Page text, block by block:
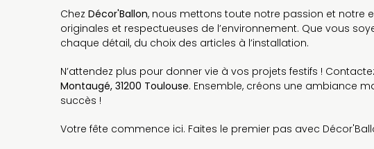
Chez Décor'Ballon, nous mettons toute notre passion et notre
originales et respectueuses de l’environnement. Que vous
chaque détail, du choix des articles à l’installation.
N’attendez plus pour donner vie à vos projets festifs !
Montaugé, 31200 Toulouse. Ensemble, créons une ambiance
succès !
Votre fête commence ici. Faites le premier pas avec